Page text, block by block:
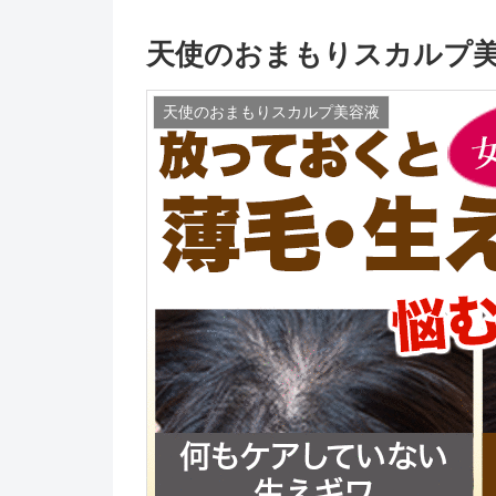
天使のおまもりスカルプ
天使のおまもりスカルプ美容液